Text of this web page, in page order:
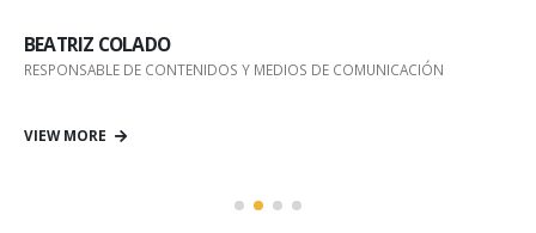
BEATRIZ COLADO
RESPONSABLE DE CONTENIDOS Y MEDIOS DE COMUNICACIÓN
VIEW MORE